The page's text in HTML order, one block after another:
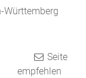
Württemberg
Seite
empfehlen